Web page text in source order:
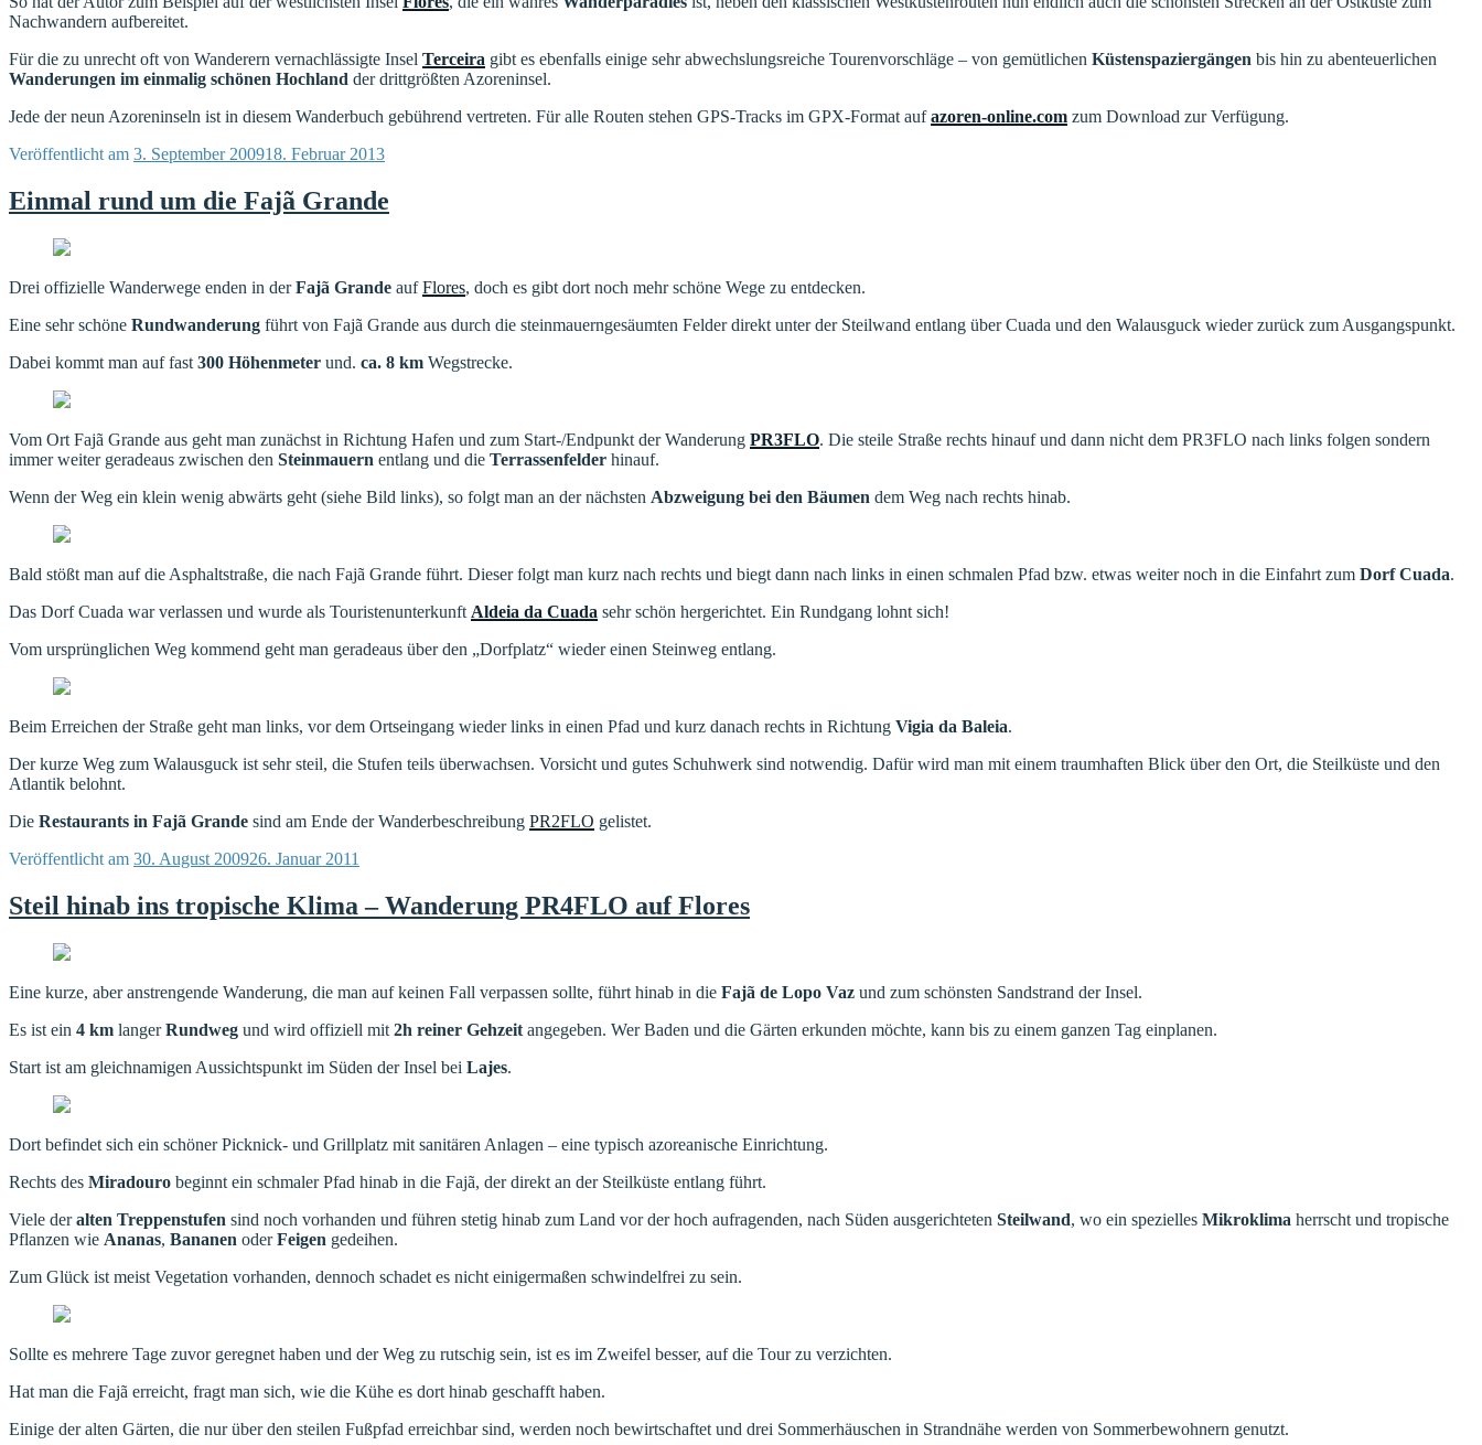
Nachwandern aufbereitet.
Für die zu unrecht oft von Wanderern vernachlässigte Insel Terceira gibt es ebenfalls einige sehr abwechslungsreiche Tourenvorschläge – von gemütlichen Küstenspaziergängen bis hin zu abenteuerlichen
Wanderungen im einmalig schönen Hochland der drittgrößten Azoreninsel.
Jede der neun Azoreninseln ist in diesem Wanderbuch gebührend vertreten. Für alle Routen stehen GPS-Tracks im GPX-Format aufazoren-online.com zum Download zur Verfügung.
Veröffentlicht am 3. September 200918. Februar 2013
Einmal rund um die Fajã Grande
Drei offizielle Wanderwege enden in derFajã Grande aufFlores, doch es gibt dort noch mehr schöne Wege zu entdecken.
Eine sehr schöne Rundwanderung führt von Fajã Grande aus durch die steinmauerngesäumten Felder direkt unter der Steilwand entlang über Cuada und den Walausguck wieder zurück zum Ausgangspunkt.
Dabei kommt man auf fast 300 Höhenmeter und. ca. 8 km Wegstrecke.
Vom Ort Fajã Grande aus geht man zunächst in Richtung Hafen und zum Start-/Endpunkt der Wanderung PR3FLO. Die steile Straße rechts hinauf und dann nicht dem PR3FLO nach links folgen sondern
immer weiter geradeaus zwischen den Steinmauern entlang und die Terrassenfelder hinauf.
Wenn der Weg ein klein wenig abwärts geht (siehe Bild links), so folgt man an der nächsten Abzweigung bei den Bäumen dem Weg nach rechts hinab.
Bald stößt man auf die Asphaltstraße, die nach Fajã Grande führt. Dieser folgt man kurz nach rechts und biegt dann nach links in einen schmalen Pfad bzw. etwas weiter noch in die Einfahrt zum Dorf Cuada.
Das Dorf Cuada war verlassen und wurde als Touristenunterkunft Aldeia da Cuada sehr schön hergerichtet. Ein Rundgang lohnt sich!
Vom ursprünglichen Weg kommend geht man geradeaus über den „Dorfplatz“ wieder einen Steinweg entlang.
Beim Erreichen der Straße geht man links, vor dem Ortseingang wieder links in einen Pfad und kurz danach rechts in Richtung Vigia da Baleia.
Der kurze Weg zum Walausguck ist sehr steil, die Stufen teils überwachsen. Vorsicht und gutes Schuhwerk sind notwendig. Dafür wird man mit einem traumhaften Blick über den Ort, die Steilküste und den
Atlantik belohnt.
Die Restaurants in Fajã Grande sind am Ende der Wanderbeschreibung PR2FLO gelistet.
Veröffentlicht am 30. August 200926. Januar 2011
Steil hinab ins tropische Klima – Wanderung PR4FLO auf Flores
Eine kurze, aber anstrengende Wanderung, die man auf keinen Fall verpassen sollte, führt hinab in die Fajã de Lopo Vaz und zum schönsten Sandstrand der Insel.
Es ist ein 4 km langerRundweg und wird offiziell mit 2h reiner Gehzeit angegeben. Wer Baden und die Gärten erkunden möchte, kann bis zu einem ganzen Tag einplanen.
Start ist am gleichnamigen Aussichtspunkt im Süden der Insel bei Lajes.
Dort befindet sich ein schöner Picknick- und Grillplatz mit sanitären Anlagen – eine typisch azoreanische Einrichtung.
Rechts des Miradouro beginnt ein schmaler Pfad hinab in die Fajã, der direkt an der Steilküste entlang führt.
Viele deralten Treppenstufen sind noch vorhanden und führen stetig hinab zum Land vor der hoch aufragenden, nach Süden ausgerichteten Steilwand, wo ein spezielles Mikroklima herrscht und tropische
Pflanzen wie Ananas, Bananen oderFeigen gedeihen.
Zum Glück ist meist Vegetation vorhanden, dennoch schadet es nicht einigermaßen schwindelfrei zu sein.
Sollte es mehrere Tage zuvor geregnet haben und der Weg zu rutschig sein, ist es im Zweifel besser, auf die Tour zu verzichten.
Hat man die Fajã erreicht, fragt man sich, wie die Kühe es dort hinab geschafft haben.
Einige der alten Gärten, die nur über den steilen Fußpfad erreichbar sind, werden noch bewirtschaftet und drei Sommerhäuschen in Strandnähe werden von Sommerbewohnern genutzt.